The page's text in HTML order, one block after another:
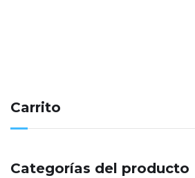
Carrito
Categorías del producto